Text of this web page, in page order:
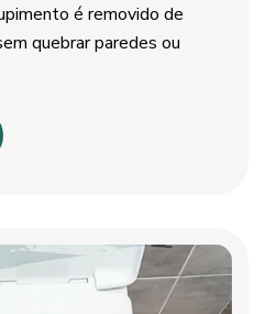
é removido de
quebrar paredes ou